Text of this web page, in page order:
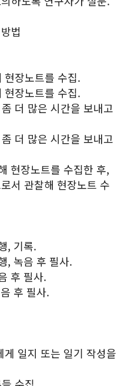
법
장노트를 수집.
장노트를 수집.
더 많은 시간을 보내고
더 많은 시간을 보내고
현장노트를 수집한 후,
서 관찰해 현장노트 수
, 기록.
, 녹음 후 필사.
후 필사.
후 필사.
일지 또는 일기 작성을